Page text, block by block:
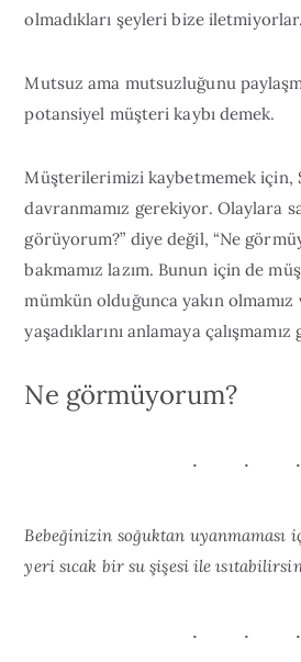
olmadıkları şeyleri bize iletmiyorlar.
Mutsuz ama mutsuzluğunu
potansiyel müşteri kaybı demek.
Müşterilerimizi kaybetmemek için,
davranmamız gerekiyor. Olaylara
görüyorum?” diye değil, “Ne
bakmamız lazım. Bunun için de
mümkün olduğunca yakın olmamız
yaşadıklarını anlamaya
Ne görmüyorum?
Bebeğinizin soğuktan uyanmaması
yeri sıcak bir su şişesi ile